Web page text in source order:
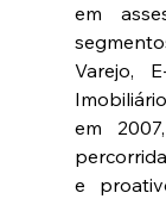
em
Varejo,
em
e